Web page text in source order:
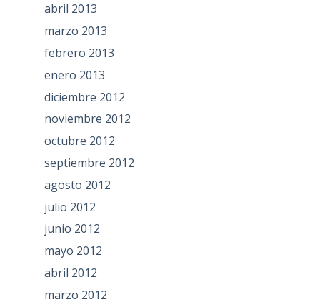
abril 2013
marzo 2013
febrero 2013
enero 2013
diciembre 2012
noviembre 2012
octubre 2012
septiembre 2012
agosto 2012
julio 2012
junio 2012
mayo 2012
abril 2012
marzo 2012